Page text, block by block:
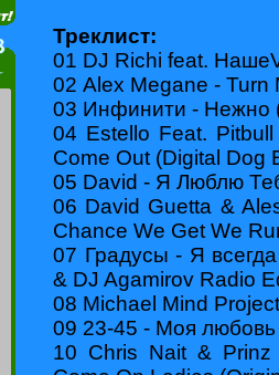
Треклист:
01 DJ Richi feat.
02 Alex Megane - Turn
03 Инфинити - Нежно
04 Estello Feat.
Come Out (Digital Dog
05 David - Я Люблю
06 David Guetta &
Chance We Get We
07 Градусы - Я
& DJ Agamirov Radio
08 Michael Mind
09 23-45 - Моя любовь
10 Chris Nait &